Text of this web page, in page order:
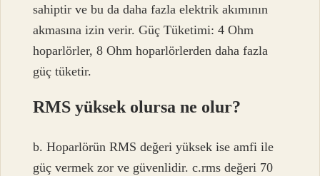
sahiptir ve bu da daha fazla elektrik akımının
akmasına izin verir. Güç Tüketimi: 4 Ohm
hoparlörler, 8 Ohm hoparlörlerden daha fazla
güç tüketir.
RMS yüksek olursa ne olur?
b. Hoparlörün RMS değeri yüksek ise amfi ile
güç vermek zor ve güvenlidir. c.rms değeri 70